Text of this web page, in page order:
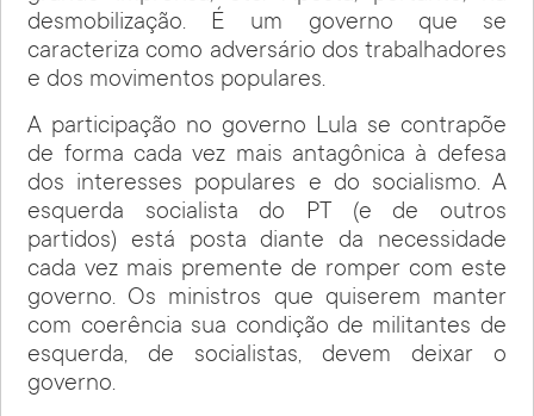
desmobilização. É um governo que se
caracteriza como adversário dos trabalhadores
e dos movimentos populares.
A participação no governo Lula se contrapõe
de forma cada vez mais antagônica à defesa
dos interesses populares e do socialismo. A
esquerda socialista do PT (e de outros
partidos) está posta diante da necessidade
cada vez mais premente de romper com este
governo. Os ministros que quiserem manter
com coerência sua condição de militantes de
esquerda, de socialistas, devem deixar o
governo.